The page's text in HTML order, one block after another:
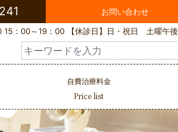
お問い合わせ
15：00～19：00 【休診日】日・祝日 土曜午後
Search
診療科目一覧
施術例紹介
自費治療料金
Price list